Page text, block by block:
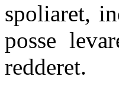
spoliaret,
posse
redderet.